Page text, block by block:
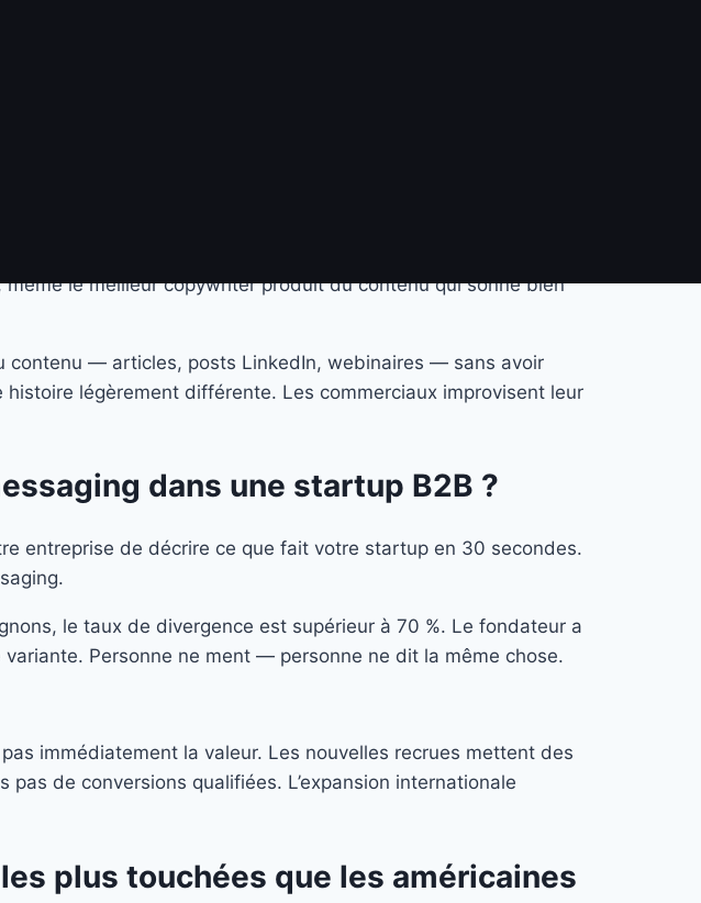
s’il reste. Pas 7 secondes pour lire votre manifeste
il devrait s’en soucier. La plupart des sites B2B
est-il différent du copywriting ?
à qui, dans quel ordre, et ce que vous ne dites pas.
le meilleur copywriter produit du contenu qui sonne bien
contenu — articles, posts LinkedIn, webinaires — sans avoir
légèrement différente. Les commerciaux improvisent leur
dans une startup B2B ?
entreprise de décrire ce que fait votre startup en 30 secondes.
le taux de divergence est supérieur à 70 %. Le fondateur a
Personne ne ment — personne ne dit la même chose.
immédiatement la valeur. Les nouvelles recrues mettent des
de conversions qualifiées. L’expansion internationale
plus touchées que les américaines